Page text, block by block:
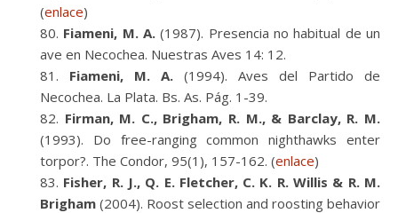
(enlace)
Fiameni, M. A. (1987). Presencia no habitual de un
ave en Necochea. Nuestras Aves 14: 12.
Fiameni, M. A. (1994). Aves del Partido de
Necochea. La Plata. Bs. As. Pág. 1-39.
Firman, M. C., Brigham, R. M., & Barclay, R. M.
(1993). Do free-ranging common nighthawks enter
torpor?. The Condor, 95(1), 157-162. (enlace)
Fisher, R. J., Q. E. Fletcher, C. K. R. Willis & R. M.
Brigham (2004). Roost selection and roosting behavior